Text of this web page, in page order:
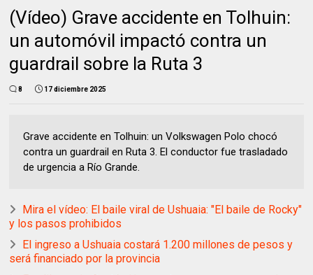
(Vídeo) Grave accidente en Tolhuin:
un automóvil impactó contra un
guardrail sobre la Ruta 3
8 17 diciembre 2025
Grave accidente en Tolhuin: un Volkswagen Polo chocó
contra un guardrail en Ruta 3. El conductor fue trasladado
de urgencia a Río Grande.
Mira el vídeo: El baile viral de Ushuaia: "El baile de Rocky"
y los pasos prohibidos
El ingreso a Ushuaia costará 1.200 millones de pesos y
será financiado por la provincia